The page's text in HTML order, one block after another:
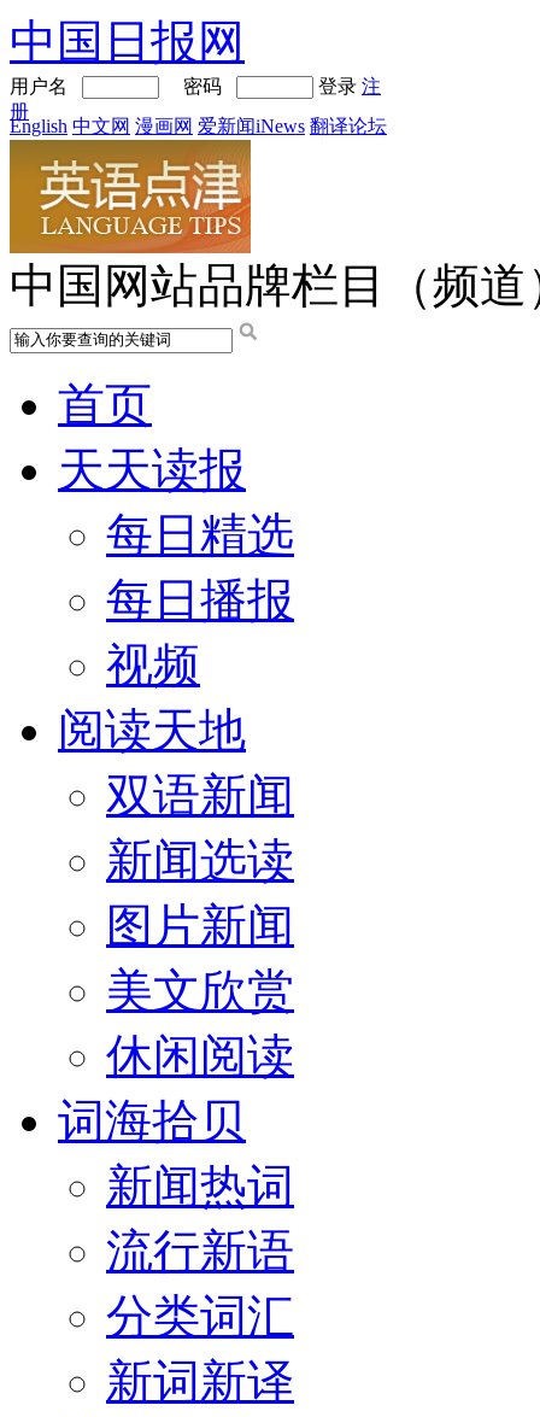
中国日报网
用户名 密码 登录 注
册
English 中文网 漫画网 爱新闻iNews 翻译论坛
中国网站品牌栏目（频道
首页
天天读报
每日精选
每日播报
视频
阅读天地
双语新闻
新闻选读
图片新闻
美文欣赏
休闲阅读
词海拾贝
新闻热词
流行新语
分类词汇
新词新译